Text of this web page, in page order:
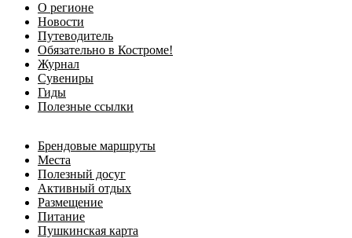
О регионе
Новости
Путеводитель
Обязательно в Костроме!
Журнал
Сувениры
Гиды
Полезные ссылки
Брендовые маршруты
Места
Полезный досуг
Активный отдых
Размещение
Питание
Пушкинская карта